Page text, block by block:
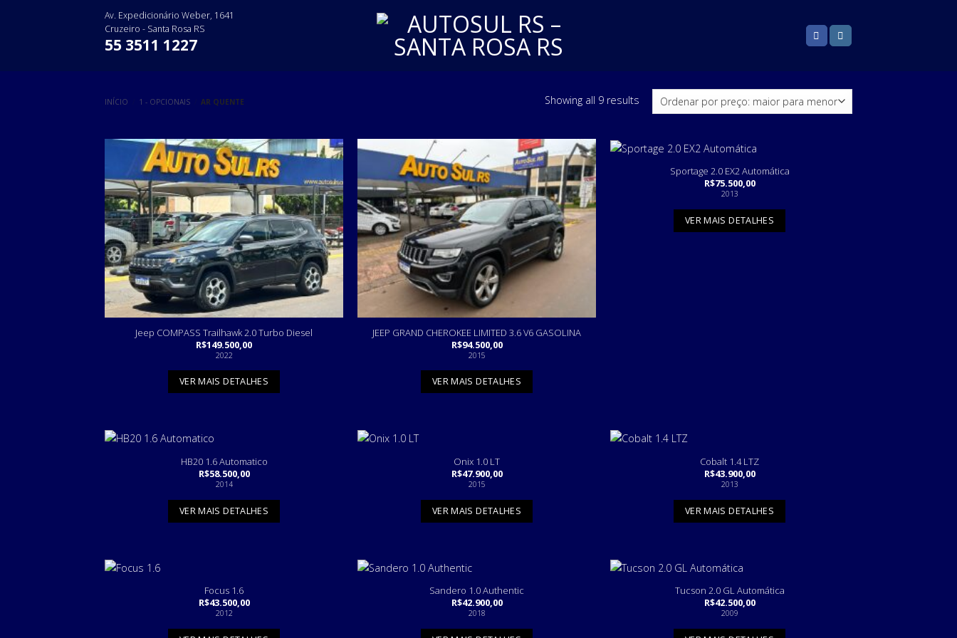
Av. Expedicionário Weber, 1641
Cruzeiro - Santa Rosa RS
55 3511 1227
INÍCIO 1 - OPCIONAIS AR QUENTE Showing all 9 results
Jeep COMPASS Trailhawk 2.0 Turbo Diesel
R$149.500,00
2022
VER MAIS DETALHES
JEEP GRAND CHEROKEE LIMITED 3.6 V6 GASOLINA
R$94.500,00
2015
VER MAIS DETALHES
Sportage 2.0 EX2 Automática
R$75.500,00
2013
VER MAIS DETALHES
HB20 1.6 Automatico
R$58.500,00
2014
VER MAIS DETALHES
Onix 1.0 LT
R$47.900,00
2015
VER MAIS DETALHES
Cobalt 1.4 LTZ
R$43.900,00
2013
VER MAIS DETALHES
Focus 1.6
R$43.500,00
2012
Sandero 1.0 Authentic
R$42.900,00
2018
Tucson 2.0 GL Automática
R$42.500,00
2009